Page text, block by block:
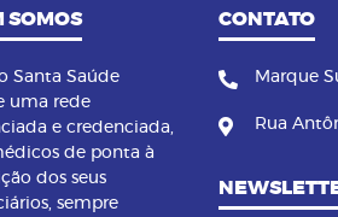
SOMOS
Santa Saúde
uma rede
e credenciada,
de ponta à
dos seus
sempre
CONTATO
Marque
Rua